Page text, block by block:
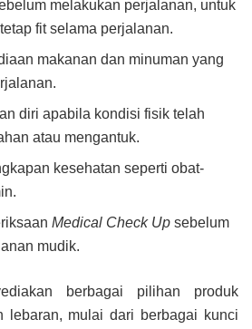
melakukan perjalanan, untuk
fit selama perjalanan.
makanan dan minuman yang
diri apabila kondisi fisik telah
atau mengantuk.
kesehatan seperti obat-
Medical Check Up sebelum
mudik.
berbagai pilihan produk
lebaran, mulai dari berbagai kunci